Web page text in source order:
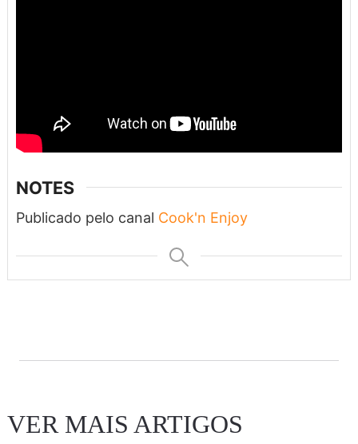
NOTES
Publicado pelo canal Cook'n Enjoy
VER MAIS ARTIGOS